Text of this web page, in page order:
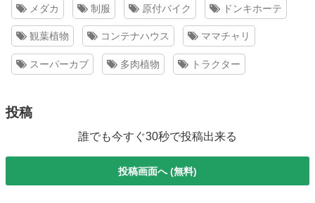
メダカ 制服 原付バイク ドンキホーテ
観葉植物 コンテナハウス ママチャリ
スーパーカブ 多肉植物 トラクター
投稿
誰でも今すぐ30秒で投稿出来る
投稿画面へ (無料)